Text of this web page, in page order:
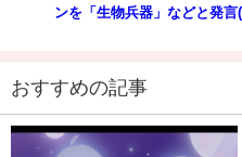
ンを「生物兵器」などと発言
おすすめの記事